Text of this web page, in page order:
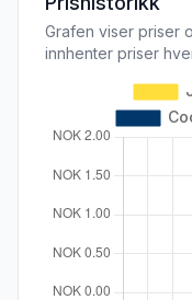
Grafen viser priser
innhenter priser